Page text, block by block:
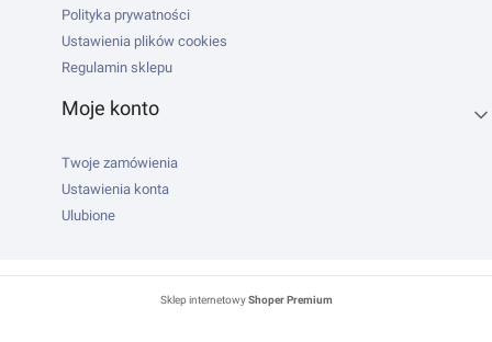
Polityka prywatności
Ustawienia plików cookies
Regulamin sklepu
Moje konto
Twoje zamówienia
Ustawienia konta
Ulubione
Sklep internetowyShoper Premium